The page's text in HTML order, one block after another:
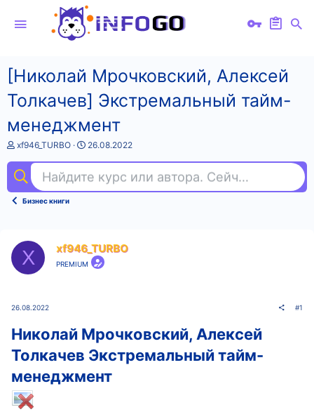
[Николай Мрочковский, Алексей
Толкачев] Экстремальный тайм-
менеджмент
А
т
о
т
xf946_TURBO
Д
а
н
а
26.08.2022
Найдите курс или автора. Сейчас ищут
Бизнес книги
X xf946_TURBO
PREMIUM
26.08.2022 #1
Николай Мрочковский, Алексей
Толкачев Экстремальный тайм-
менеджмент